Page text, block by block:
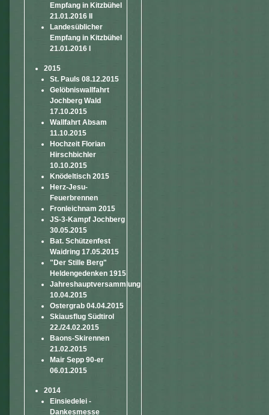
Empfang in Kitzbühel
21.01.2016 II
Landesüblicher
Empfang in Kitzbühel
21.01.2016 I
2015
St. Pauls 08.12.2015
Gelöbniswallfahrt
Jochberg Wald
17.10.2015
Wallfahrt Absam
11.10.2015
Hochzeit Florian
Hirschbichler
10.10.2015
Knödeltisch 2015
Herz-Jesu-
Feuerbrennen
Fronleichnam 2015
JS-3-Kampf Jochberg
30.05.2015
Bat. Schützenfest
Waidring 17.05.2015
"Der Stille Berg"
Heldengedenken 1915
Jahreshauptversammlung
10.04.2015
Ostergrab 04.04.2015
Skiausflug Südtirol
22./24.02.2015
Baons-Skirennen
21.02.2015
Mair Sepp 90-er
06.01.2015
2014
Einsiedelei -
Dankesmesse